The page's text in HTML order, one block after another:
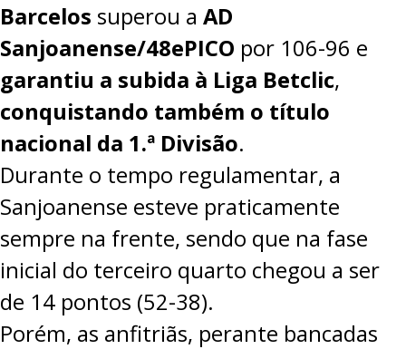
CLUBES
AGENTES
AGENDA
SELEÇÕES
MINIBASQUETE
ÁREA TÉCNICA
PROJETOS
LIGA BETCLIC MASCULINA
LIGA BETCLIC FEMININA
Barcelos superou a AD
Sanjoanense/48ePICO por 106-96 e
garantiu a subida à Liga Betclic,
conquistando também o título
nacional da 1.ª Divisão.
Durante o tempo regulamentar, a
Sanjoanense esteve praticamente
sempre na frente, sendo que na fase
inicial do terceiro quarto chegou a ser
de 14 pontos (52-38).
Porém, as anfitriãs, perante bancadas